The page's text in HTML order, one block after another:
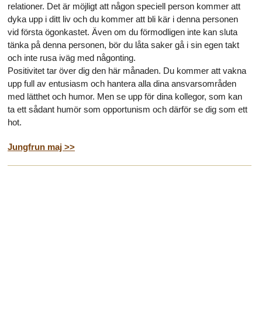
relationer. Det är möjligt att någon speciell person kommer att
dyka upp i ditt liv och du kommer att bli kär i denna personen
vid första ögonkastet. Även om du förmodligen inte kan sluta
tänka på denna personen, bör du låta saker gå i sin egen takt
och inte rusa iväg med någonting.
Positivitet tar över dig den här månaden. Du kommer att vakna
upp full av entusiasm och hantera alla dina ansvarsområden
med lätthet och humor. Men se upp för dina kollegor, som kan
ta ett sådant humör som opportunism och därför se dig som ett
hot.
Jungfrun maj >>